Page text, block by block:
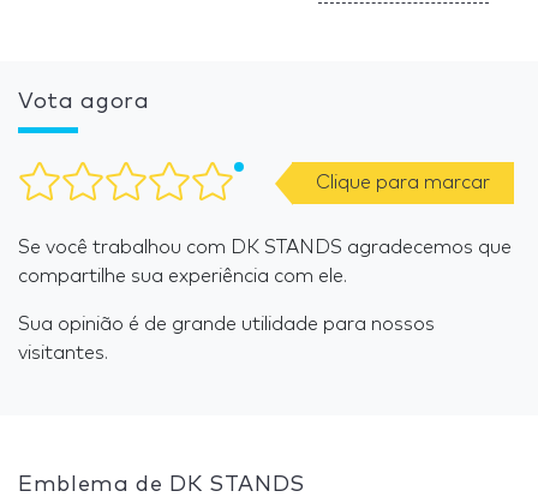
Vota agora
Clique para marcar
Se você trabalhou com DK STANDS agradecemos que
compartilhe sua experiência com ele.
Sua opinião é de grande utilidade para nossos
visitantes.
Emblema de DK STANDS